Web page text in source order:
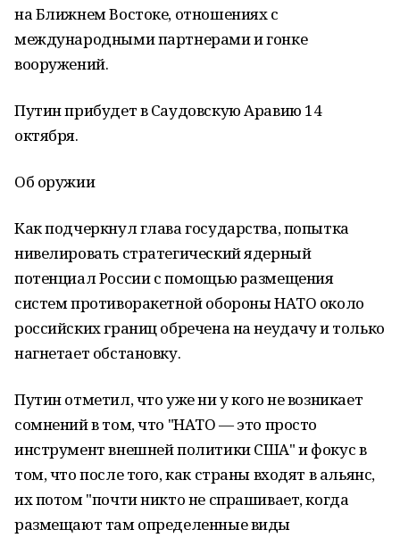
на Ближнем Востоке, отношениях с
международными партнерами и гонке
вооружений.
Путин прибудет в Саудовскую Аравию 14
октября.
Об оружии
Как подчеркнул глава государства, попытка
нивелировать стратегический ядерный
потенциал России с помощью размещения
систем противоракетной обороны НАТО около
российских границ обречена на неудачу и только
нагнетает обстановку.
Путин отметил, что уже ни у кого не возникает
сомнений в том, что "НАТО — это просто
инструмент внешней политики США" и фокус в
том, что после того, как страны входят в альянс,
их потом "почти никто не спрашивает, когда
размещают там определенные виды